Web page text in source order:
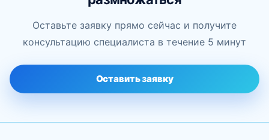
Оставьте заявку прямо сейчас и получите
консультацию специалиста в течение 5 минут
Оставить заявку